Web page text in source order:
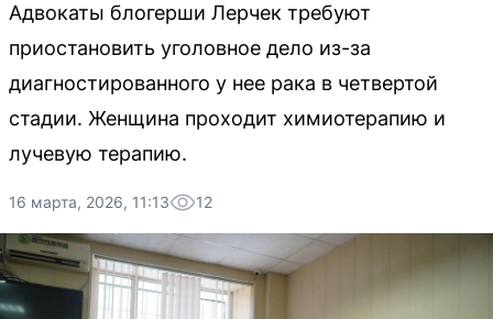
Адвокаты блогерши Лерчек требуют
приостановить уголовное дело из-за
диагностированного у нее рака в четвертой
стадии. Женщина проходит химиотерапию и
лучевую терапию.
16 марта, 2026, 11:13 12